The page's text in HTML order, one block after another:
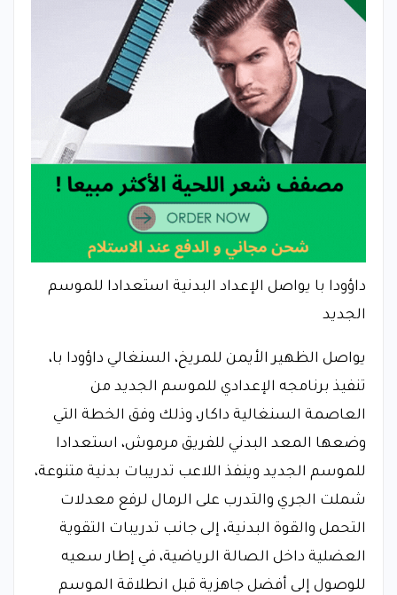
داؤودا با يواصل الإعداد البدنية استعدادا للموسم
الجديد
يواصل الظهير الأيمن للمريخ، السنغالي داؤودا با،
تنفيذ برنامجه الإعدادي للموسم الجديد من
العاصمة السنغالية داكار، وذلك وفق الخطة التي
وضعها المعد البدني للفريق مرموش، استعدادا
للموسم الجديد وينفذ اللاعب تدريبات بدنية متنوعة،
شملت الجري والتدرب على الرمال لرفع معدلات
التحمل والقوة البدنية، إلى جانب تدريبات التقوية
العضلية داخل الصالة الرياضية، في إطار سعيه
للوصول إلى أفضل جاهزية قبل انطلاقة الموسم